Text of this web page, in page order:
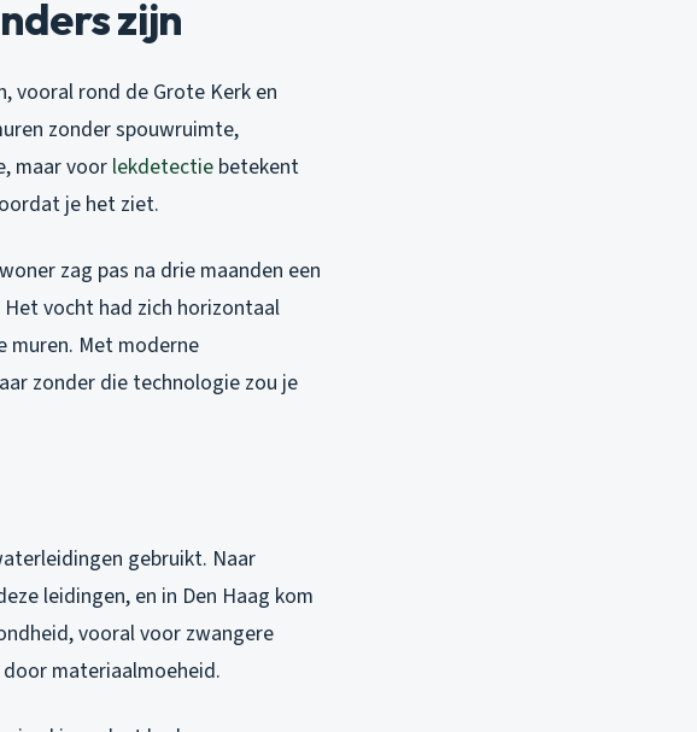
zijn
vooral rond de Grote Kerk en
zonder spouwruimte,
maar voor lekdetectie betekent
je het ziet.
zag pas na drie maanden een
vocht had zich horizontaal
muren. Met moderne
zonder die technologie zou je
gebruikt. Naar
leidingen, en in Den Haag kom
vooral voor zwangere
materiaalmoeheid.